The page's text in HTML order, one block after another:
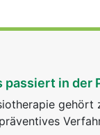
passiert in der
gehört